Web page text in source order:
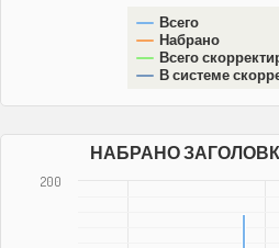
Всего
Набрано
Всего
В системе
НАБРАНО
200